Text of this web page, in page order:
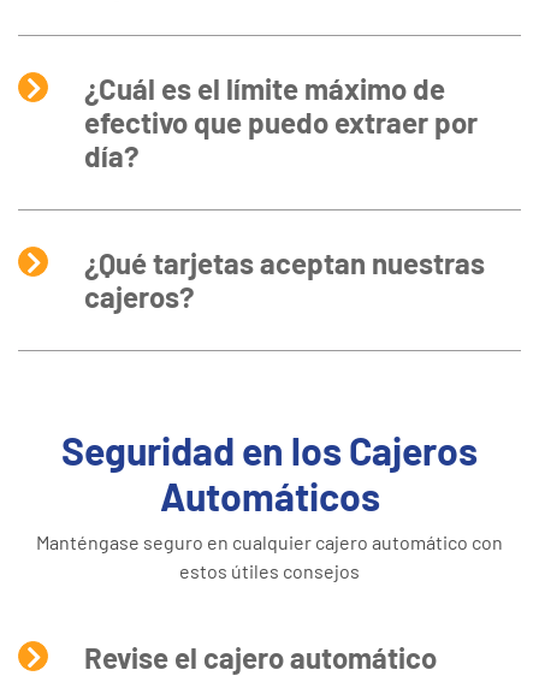
¿Cuál es el límite máximo de
efectivo que puedo extraer por
día?
¿Qué tarjetas aceptan nuestras
cajeros?
Seguridad en los Cajeros
Automáticos
Manténgase seguro en cualquier cajero automático con
estos útiles consejos
Revise el cajero automático